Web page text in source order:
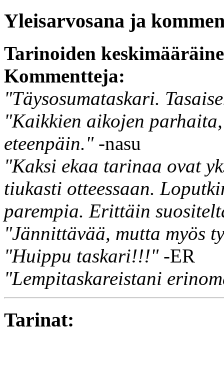
Yleisarvosana ja
Tarinoiden
Kommentteja:
"Täysosumataskari.
"Kaikkien aikojen
eteenpäin."-nasu
"Kaksi ekaa tarinaa ovat
tiukasti otteessaan.
parempia. Erittäin
"Jännittävää, mutta myös
"Huippu taskari!!!"-ER
"Lempitaskareistani
Tarinat: